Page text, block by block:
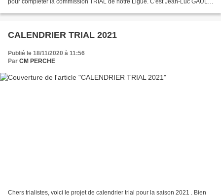
CALENDRIER TRIAL 2021
Publié le 18/11/2020 à 11:56
Par CM PERCHE
Chers trialistes, voici le projet de calendrier trial pour la saison 2021 . Bien